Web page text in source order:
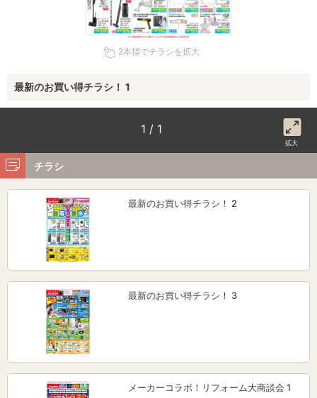
2本指でチラシを拡大
最新のお買い得チラシ！ 1
1 / 1
拡大
チラシ
最新のお買い得チラシ！ 2
最新のお買い得チラシ！ 3
メーカーコラボ！リフォーム大商談会 1